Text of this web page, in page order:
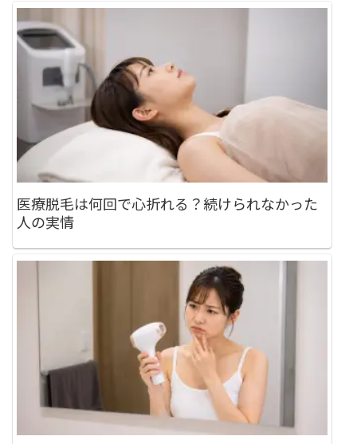
医療脱毛は何回で心折れる？続けられなかった
人の実情